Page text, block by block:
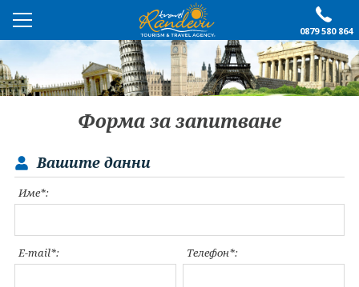
0879 580 864
ПРЕПОРЪЧАНО
ЕКСКУРЗИИ
ПОЧИВКИ
ОЩЕ
Контакти
Условия за записване
Политика за лични
Документи
Форма за запитване
Вашите данни
Име*:
E-mail*: Телефон*: